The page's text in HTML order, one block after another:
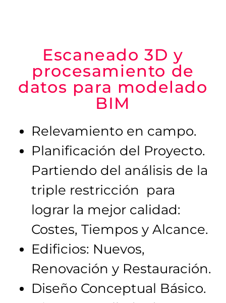
Escaneado 3D y
procesamiento de
datos para modelado
BIM
Relevamiento en campo.
Planificación del Proyecto.
Partiendo del análisis de la
triple restricción para
lograr la mejor calidad:
Costes, Tiempos y Alcance.
Edificios: Nuevos,
Renovación y Restauración.
Diseño Conceptual Básico.